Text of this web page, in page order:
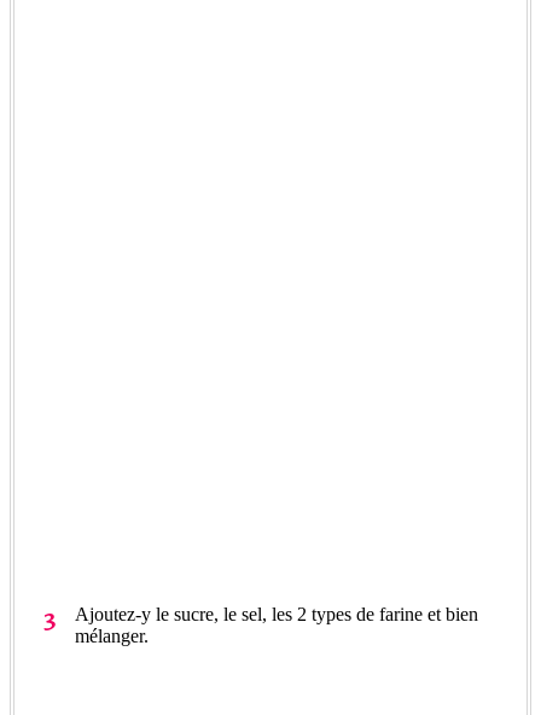
Ajoutez-y le sucre, le sel, les 2 types de farine et bien
mélanger.